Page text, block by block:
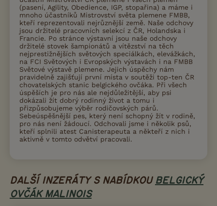
(pasení, Agility, Obedience, IGP, stopařina) a máme i
mnoho účastníků Mistrovství světa plemene FMBB,
kteří reprezentovali nejrůznější země. Naše odchovy
jsou držitelé pracovních selekcí z ČR, Holandska i
Francie. Po stránce výstavní jsou naše odchovy
držitelé stovek šampionátů a vítězství na těch
nejprestižnějších světových speciálkách, elevážkách,
na FCI Světových i Evropských výstavách i na FMBB
Světové výstavě plemene. Jejich úspěchy nám
pravidelně zajišťují první místa v soutěži top-ten ČR
chovatelských stanic belgického ovčáka. Při všech
úspěších je pro nás ale nejdůležitější, aby psi
dokázali žít dobrý rodinný život a tomu i
přizpůsobujeme výběr rodičovských párů.
Sebeúspěšnější pes, který není schopný žít v rodině,
pro nás není žádoucí. Odchovali jsme i několik psů,
kteří splnili atest Canisterapeuta a někteří z nich i
aktivně v tomto odvětví pracovali.
DALŠÍ INZERÁTY S NABÍDKOU BELGICKÝ
OVČÁK MALINOIS